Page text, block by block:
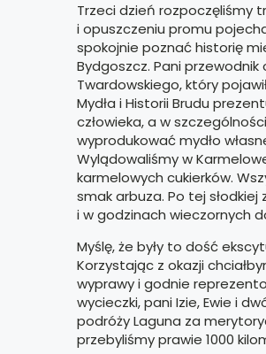
Trzeci dzień rozpoczęliśmy
i opuszczeniu promu
spokojnie poznać historię
Bydgoszcz. Pani
Twardowskiego, który
Mydła i Historii Brudu
człowieka, a w
wyprodukować mydło
Wylądowaliśmy w
karmelowych cukierków.
smak arbuza. Po tej
i w godzinach wieczornych
Myślę, że były to dość
Korzystając z okazji
wyprawy i godnie
wycieczki, pani Izie, Ewie i
podróży Laguna za
przebyliśmy prawie 1000